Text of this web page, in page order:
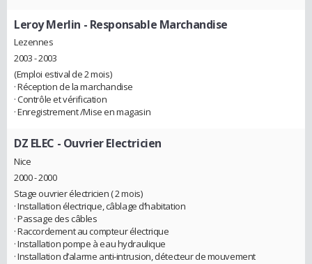
Leroy Merlin - Responsable Marchandise
Lezennes
2003 - 2003
(Emploi estival de 2 mois)
· Réception de la marchandise
· Contrôle et vérification
· Enregistrement /Mise en magasin
DZ ELEC - Ouvrier Electricien
Nice
2000 - 2000
Stage ouvrier électricien ( 2 mois)
· Installation électrique, câblage d’habitation
· Passage des câbles
· Raccordement au compteur électrique
· Installation pompe à eau hydraulique
· Installation d’alarme anti-intrusion, détecteur de mouvement